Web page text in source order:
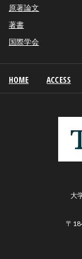
原著論文
著書
国際学会
HOME ACCESS
大
〒